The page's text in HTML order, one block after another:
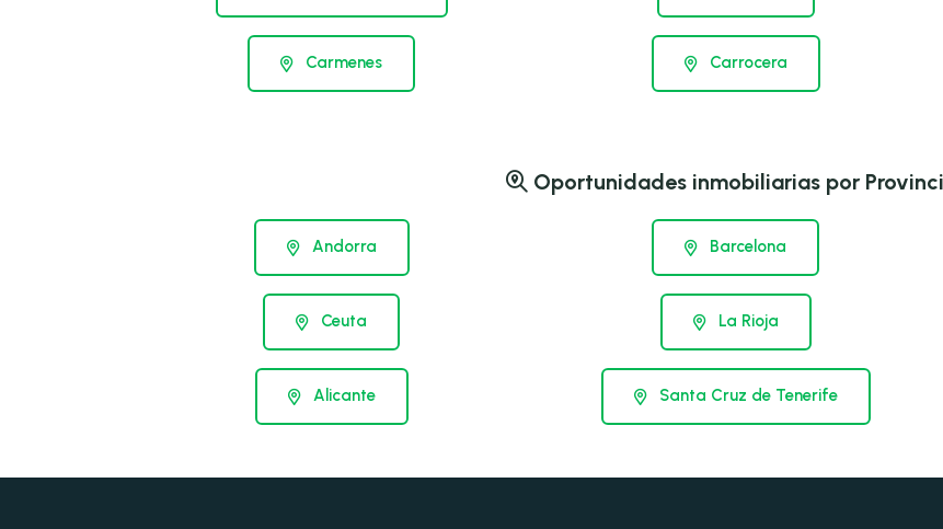
Carmenes Carrocera
Oportunidades inmobiliarias por
Andorra Barcelona
Ceuta La Rioja
Alicante Santa Cruz de Tenerife